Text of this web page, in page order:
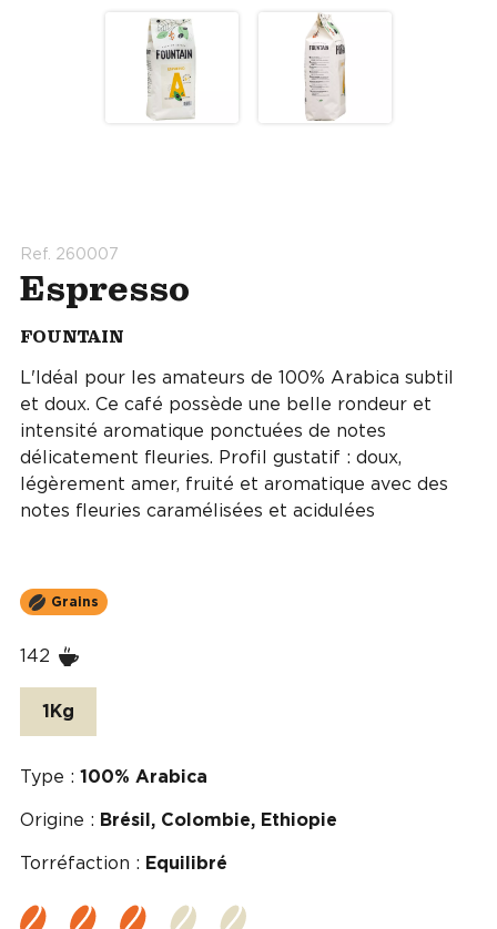
Ref. 260007
Espresso
FOUNTAIN
L'Idéal pour les amateurs de 100% Arabica subtil
et doux. Ce café possède une belle rondeur et
intensité aromatique ponctuées de notes
délicatement fleuries. Profil gustatif : doux,
légèrement amer, fruité et aromatique avec des
notes fleuries caramélisées et acidulées
Grains
142
1Kg
Type : 100% Arabica
Origine : Brésil, Colombie, Ethiopie
Torréfaction : Equilibré